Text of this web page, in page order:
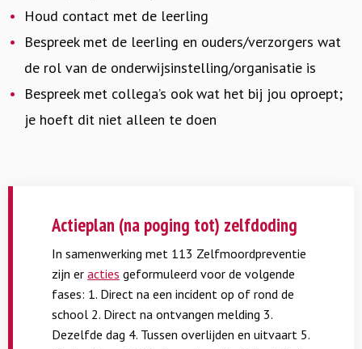
Houd contact met de leerling
Bespreek met de leerling en ouders/verzorgers wat
de rol van de onderwijsinstelling/organisatie is
Bespreek met collega’s ook wat het bij jou oproept;
je hoeft dit niet alleen te doen
Actieplan (na poging tot) zelfdoding
In samenwerking met 113 Zelfmoordpreventie
zijn er acties geformuleerd voor de volgende
fases: 1. Direct na een incident op of rond de
school 2. Direct na ontvangen melding 3.
Dezelfde dag 4. Tussen overlijden en uitvaart 5.